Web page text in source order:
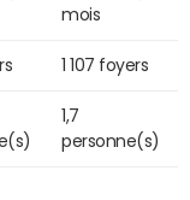
mois
1 107 foyers
1,7
personne(s)